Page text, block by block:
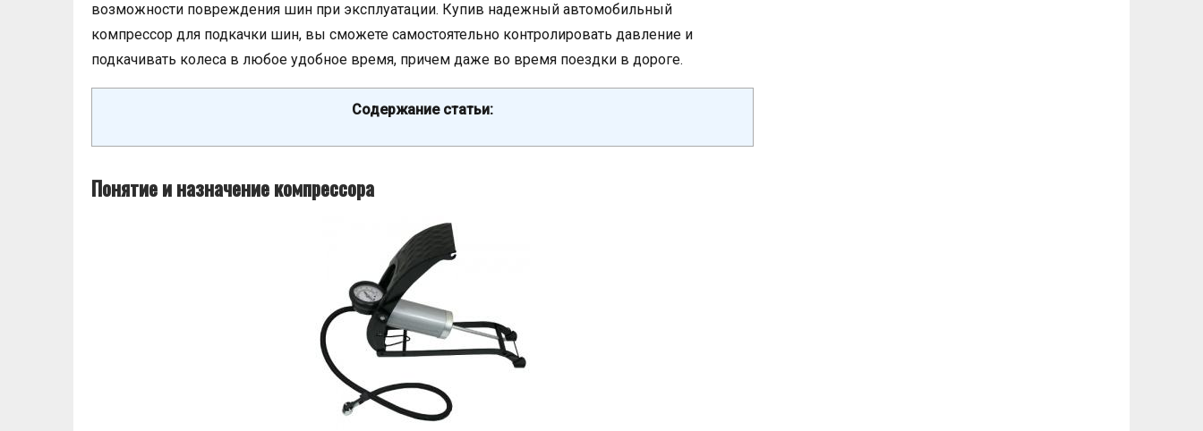
возможности повреждения шин при эксплуатации. Купив надежный автомобильный
компрессор для подкачки шин, вы сможете самостоятельно контролировать давление и
подкачивать колеса в любое удобное время, причем даже во время поездки в дороге.
Содержание статьи:
Понятие и назначение компрессора